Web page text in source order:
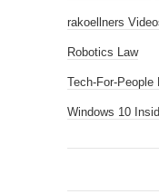
rakoellners
Robotics Law
Tech-For-People
Windows 10